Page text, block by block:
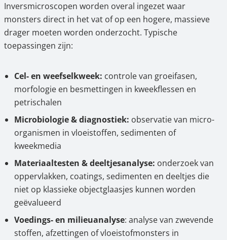
Inversmicroscopen worden overal ingezet waar
monsters direct in het vat of op een hogere, massieve
drager moeten worden onderzocht. Typische
toepassingen zijn:
Cel- en weefselkweek: controle van groeifasen,
morfologie en besmettingen in kweekflessen en
petrischalen
Microbiologie & diagnostiek: observatie van micro-
organismen in vloeistoffen, sedimenten of
kweekmedia
Materiaaltesten & deeltjesanalyse: onderzoek van
oppervlakken, coatings, sedimenten en deeltjes die
niet op klassieke objectglaasjes kunnen worden
geëvalueerd
Voedings- en milieuanalyse: analyse van zwevende
stoffen, afzettingen of vloeistofmonsters in